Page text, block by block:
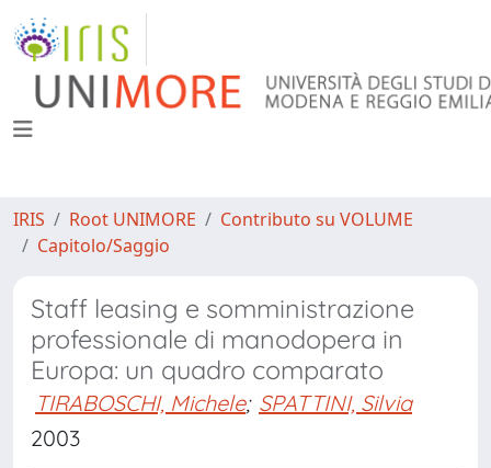
IRIS Root UNIMORE
Contributo su VOLUME
Capitolo/Saggio
Staff leasing e somministrazione
professionale di manodopera in
Europa: un quadro comparato
TIRABOSCHI, Michele; SPATTINI, Silvia
2003